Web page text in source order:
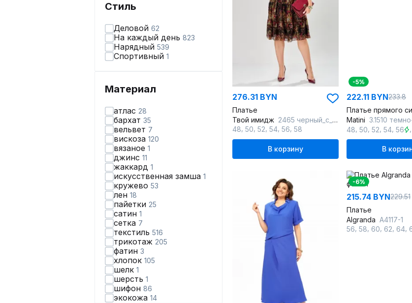
Стиль
Деловой 62
На каждый день 823
Нарядный 539
Спортивный 1
Материал
атлас 28
бархат 35
вельвет 7
вискоза 120
вязаное 1
джинс 11
жаккард 1
искусственная замша 1
кружево 53
лен 18
пайетки 25
сатин 1
сетка 7
текстиль 516
трикотаж 205
фатин 3
хлопок 105
шелк 1
шерсть 1
шифон 86
экокожа 14
276.31 BYN
Платье
Твой имидж 2465 черный_с_принтом
48 50 52 54 56 58
В корзину
-5%
222.11 BYN233.8
Matini 3.1510
48 50 52 54 56
В
-6%
215.74 BYN229.51
Платье
Algranda А4117-1
56 58 60 62 64